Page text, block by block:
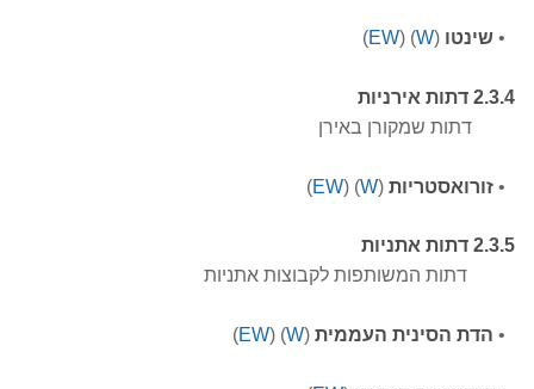
• שינטו (
W
)
(
EW
)
2.3.4 דתות אירניות
דתות שמקורן באירן
• זורואסטריות (
W
)
(
EW
)
2.3.5 דתות אתניות
דתות המשותפות לקבוצות אתניות
• הדת הסינית העממית (
W
)
(
EW
)